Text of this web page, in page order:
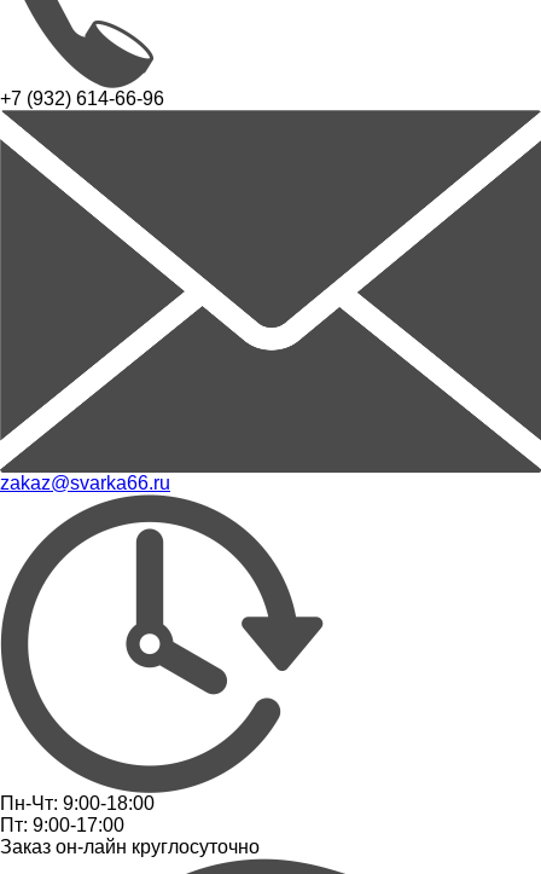
+7 (932) 614-66-96
zakaz@svarka66.ru
Пн-Чт: 9:00-18:00
Пт: 9:00-17:00
Заказ он-лайн круглосуточно